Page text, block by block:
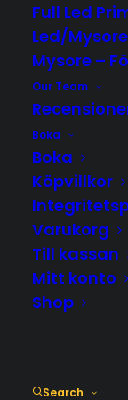
Full Led
Led/
Mysore –
Our Team
Boka
Boka
Köpvillkor
Varukorg
Till kassan
Mitt konto
Shop
Search